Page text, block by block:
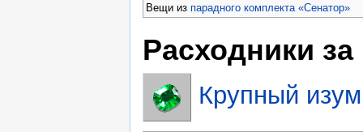
Вещи из парадного комплекта «Сенатор»
Расходники
Крупный